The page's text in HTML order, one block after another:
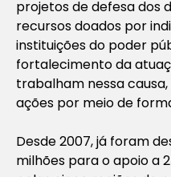
projetos de defesa dos
recursos doados por
instituições do poder
fortalecimento da
trabalham nessa
ações por meio de
Desde 2007, já foram
milhões para o apoio a